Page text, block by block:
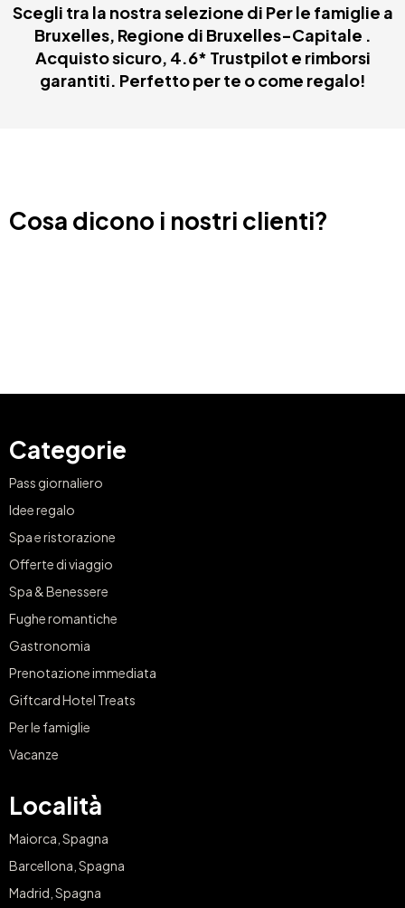
Scegli tra la nostra selezione di Per le famiglie a
Bruxelles, Regione di Bruxelles-Capitale .
Acquisto sicuro, 4.6* Trustpilot e rimborsi
garantiti. Perfetto per te o come regalo!
Cosa dicono i nostri clienti?
Categorie
Pass giornaliero
Idee regalo
Spa e ristorazione
Offerte di viaggio
Spa & Benessere
Fughe romantiche
Gastronomia
Prenotazione immediata
Giftcard Hotel Treats
Per le famiglie
Vacanze
Località
Maiorca, Spagna
Barcellona, Spagna
Madrid, Spagna